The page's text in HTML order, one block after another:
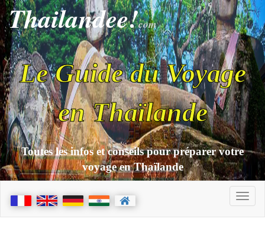
Thailandee!com
Le Guide du Voyage
en Thaïlande
Toutes les infos et conseils pour préparer votre
voyage en Thaïlande